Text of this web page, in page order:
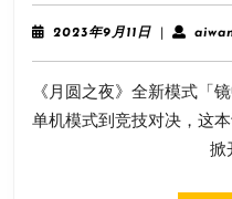
2023年9月11日2023
月
11
日
《月圆之夜》全新模式「
单机模式到竞技对决，这
掀